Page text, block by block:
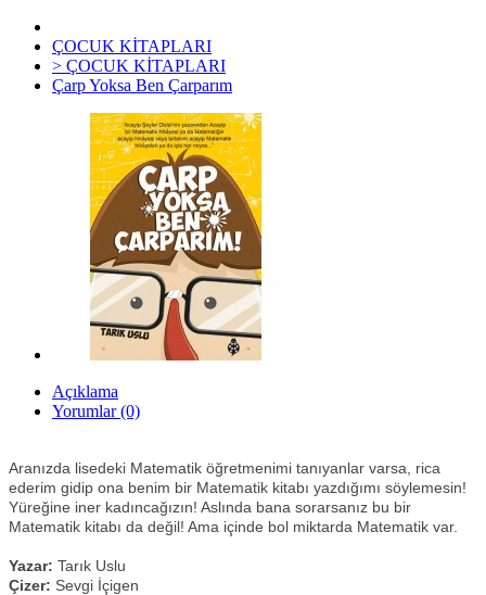
ÇOCUK KİTAPLARI
> ÇOCUK KİTAPLARI
Çarp Yoksa Ben Çarparım
Açıklama
Yorumlar (0)
Aranızda lisedeki Matematik öğretmenimi tanıyanlar varsa, rica
ederim gidip ona benim bir Matematik kitabı yazdığımı söylemesin!
Yüreğine iner kadıncağızın! Aslında bana sorarsanız bu bir
Matematik kitabı da değil! Ama içinde bol miktarda Matematik var.
Yazar: Tarık Uslu
Çizer: Sevgi İçigen